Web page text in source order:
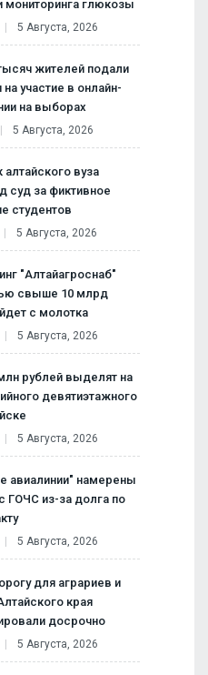
мониторинга глюкозы
5 Августа, 2026
жителей подали
на участие в онлайн-
на выборах
5 Августа, 2026
алтайского вуза
суд за фиктивное
студентов
5 Августа, 2026
"Алтайагроснаб"
свыше 10 млрд
с молотка
5 Августа, 2026
рублей выделят на
девятиэтажного
5 Августа, 2026
авиалинии" намерены
ГОЧС из-за долга по
5 Августа, 2026
для аграриев и
края
досрочно
5 Августа, 2026